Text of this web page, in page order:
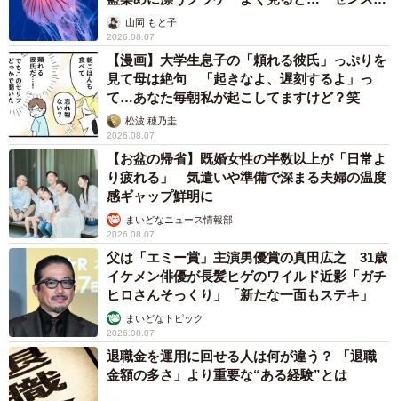
ごい」山岡 もと子
2026.08.07
【漫画】大学生息子の「頼れる彼氏」っぷりを
見て母は絶句 「起きなよ、遅刻するよ」っ
て…あなた毎朝私が起こしてますけど？笑
松波 穂乃圭
2026.08.07
【お盆の帰省】既婚女性の半数以上が「日常よ
り疲れる」 気遣いや準備で深まる夫婦の温度
感ギャップ鮮明に
まいどなニュース情報部
2026.08.07
父は「エミー賞」主演男優賞の真田広之 31歳
イケメン俳優が長髪ヒゲのワイルド近影「ガチ
ヒロさんそっくり」「新たな一面もステキ」
まいどなトピック
2026.08.07
退職金を運用に回せる人は何が違う？ 「退職
金額の多さ」より重要な“ある経験”とは